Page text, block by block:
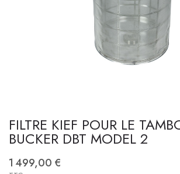
FILTRE KIEF POUR LE
BUCKER DBT MODEL 2
1 499,00 €